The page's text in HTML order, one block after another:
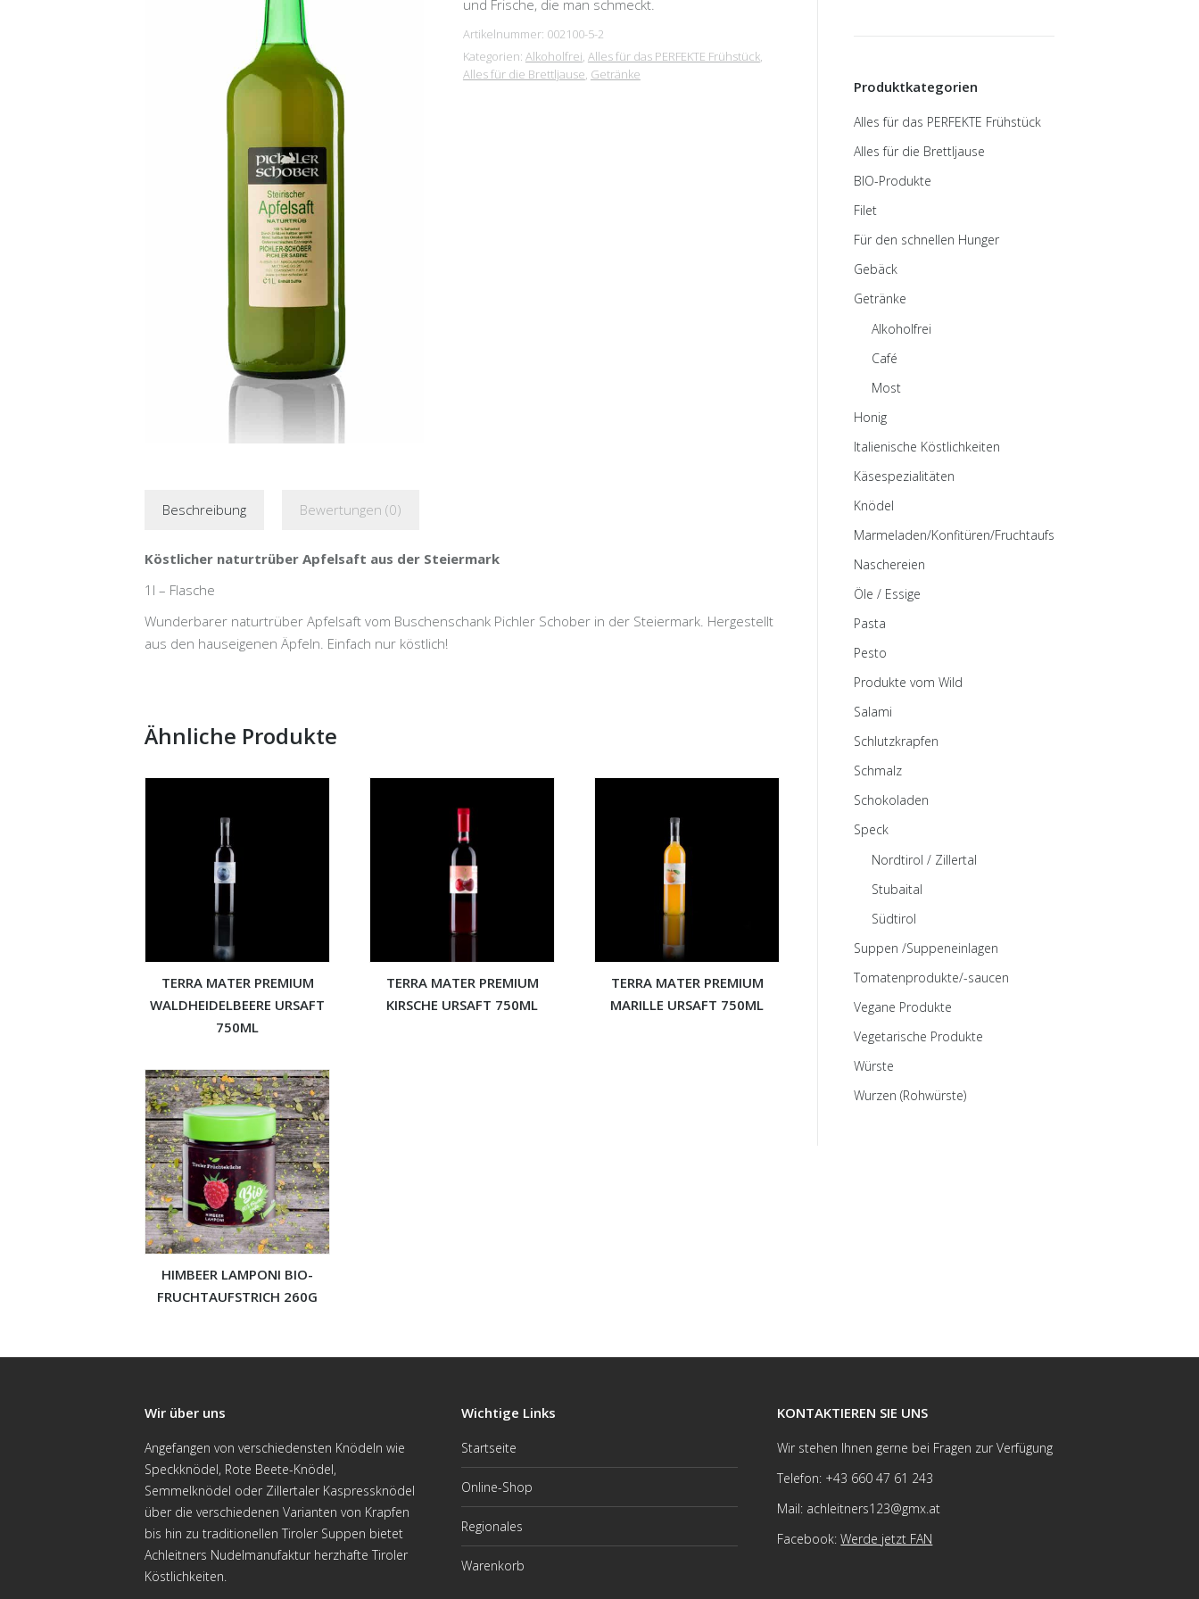
und Frische, die man schmeckt.
Artikelnummer: 002100-5-2
Kategorien: Alkoholfrei, Alles für das PERFEKTE Frühstück,
Alles für die Brettljause, Getränke
Beschreibung Bewertungen (0)
Köstlicher naturtrüber Apfelsaft aus der Steiermark
1l – Flasche
Wunderbarer naturtrüber Apfelsaft vom Buschenschank Pichler Schober in der Steiermark. Hergestellt
aus den hauseigenen Äpfeln. Einfach nur köstlich!
Ähnliche Produkte
TERRA MATER PREMIUM
WALDHEIDELBEERE URSAFT
750ML
TERRA MATER PREMIUM
KIRSCHE URSAFT 750ML
TERRA MATER PREMIUM
MARILLE URSAFT 750ML
HIMBEER LAMPONI BIO-
FRUCHTAUFSTRICH 260G
Produktkategorien
Alles für das PERFEKTE Frühstück
Alles für die Brettljause
BIO-Produkte
Filet
Für den schnellen Hunger
Gebäck
Getränke
Alkoholfrei
Café
Most
Honig
Italienische Köstlichkeiten
Käsespezialitäten
Knödel
Marmeladen/Konfitüren/Fruchtaufstriche
Naschereien
Öle / Essige
Pasta
Pesto
Produkte vom Wild
Salami
Schlutzkrapfen
Schmalz
Schokoladen
Speck
Nordtirol / Zillertal
Stubaital
Südtirol
Suppen /Suppeneinlagen
Tomatenprodukte/-saucen
Vegane Produkte
Vegetarische Produkte
Würste
Wurzen (Rohwürste)
Wir über uns
Angefangen von verschiedensten Knödeln wie
Speckknödel, Rote Beete-Knödel,
Semmelknödel oder Zillertaler Kaspressknödel
über die verschiedenen Varianten von Krapfen
bis hin zu traditionellen Tiroler Suppen bietet
Achleitners Nudelmanufaktur herzhafte Tiroler
Köstlichkeiten.
Wichtige Links
Startseite
Online-Shop
Regionales
Warenkorb
KONTAKTIEREN SIE UNS
Wir stehen Ihnen gerne bei Fragen zur Verfügung
Telefon: +43 660 47 61 243
Mail: achleitners123@gmx.at
Facebook:Werde jetzt FAN